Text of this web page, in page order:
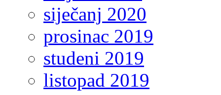
siječanj 2020
prosinac 2019
studeni 2019
listopad 2019